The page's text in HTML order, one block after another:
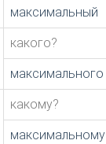
максимальный
какого?
максимального
какому?
максимальному